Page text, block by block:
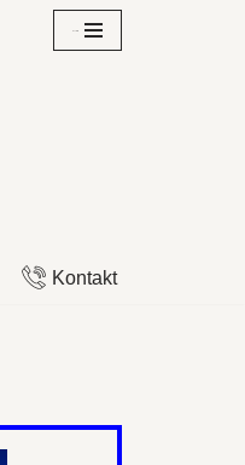
Kontakt